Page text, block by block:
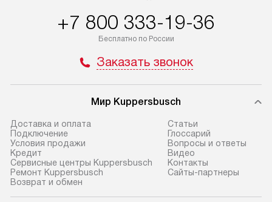
+7 800 333-19-36
Бесплатно по России
Заказать звонок
Мир Kuppersbusch
Доставка и оплата
Подключение
Условия продажи
Кредит
Сервисные центры Kuppersbusch
Ремонт Kuppersbusch
Возврат и обмен
Cтатьи
Глоссарий
Вопросы и ответы
Видео
Контакты
Сайты-партнеры